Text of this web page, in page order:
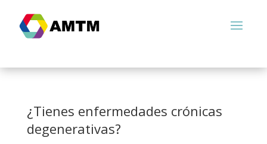
¿Tienes enfermedades crónicas
degenerativas?